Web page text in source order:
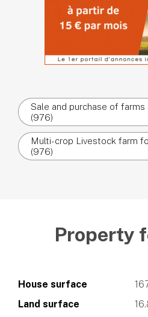
Sale and purchase of
(976)
Multi-crop Livestock farm
(976)
Property
House surface
Land surface